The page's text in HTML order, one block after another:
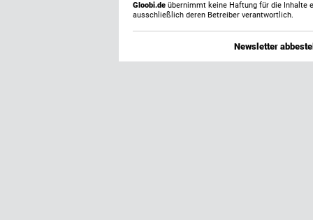
Gloobi.de übernimmt keine Haftung für die Inhalte
ausschließlich deren Betreiber verantwortlich.
Newsletter